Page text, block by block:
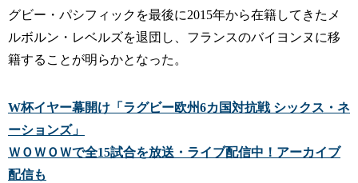
グビー・パシフィックを最後に2015年から在籍してきたメ
ルボルン・レベルズを退団し、フランスのバイヨンヌに移
籍することが明らかとなった。
W杯イヤー幕開け「ラグビー欧州6カ国対抗戦 シックス・ネ
ーションズ」
ＷＯＷＯＷで全15試合を放送・ライブ配信中！アーカイブ
配信も